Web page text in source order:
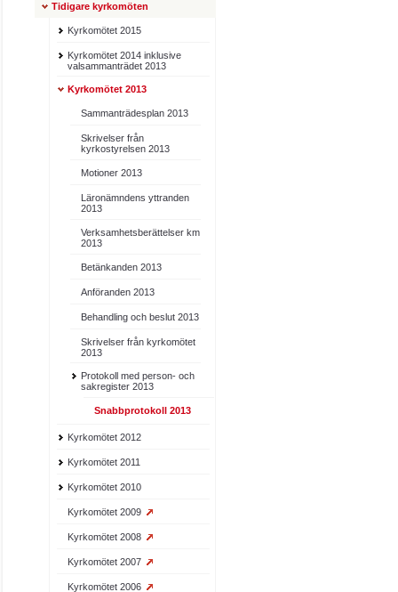
Tidigare kyrkomöten
Kyrkomötet 2015
Kyrkomötet 2014 inklusive
valsammanträdet 2013
Kyrkomötet 2013
Sammanträdesplan 2013
Skrivelser från
kyrkostyrelsen 2013
Motioner 2013
Läronämndens yttranden
2013
Verksamhetsberättelser km
2013
Betänkanden 2013
Anföranden 2013
Behandling och beslut 2013
Skrivelser från kyrkomötet
2013
Protokoll med person- och
sakregister 2013
Snabbprotokoll 2013
Kyrkomötet 2012
Kyrkomötet 2011
Kyrkomötet 2010
Kyrkomötet 2009
Kyrkomötet 2008
Kyrkomötet 2007
Kyrkomötet 2006